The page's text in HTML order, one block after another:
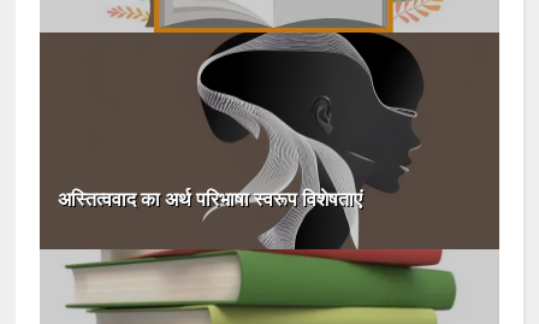
अस्तित्ववाद का अर्थ परिभाषा स्वरूप विशेषताएं